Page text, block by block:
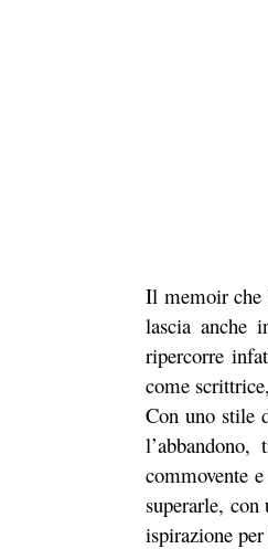
Il memoir che
lascia anche
ripercorre
come
Con uno stile
commovente
superarle,
ispirazione